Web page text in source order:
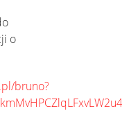
o
bruno?